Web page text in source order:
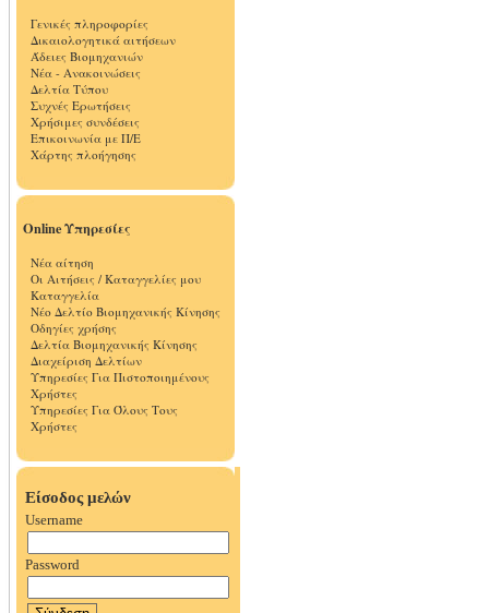
Γενικές πληροφορίες
Δικαιολογητικά αιτήσεων
Άδειες Βιομηχανιών
Νέα - Ανακοινώσεις
Δελτία Τύπου
Συχνές Ερωτήσεις
Χρήσιμες συνδέσεις
Επικοινωνία με Π/Ε
Χάρτης πλοήγησης
Online Υπηρεσίες
Νέα αίτηση
Οι Αιτήσεις / Καταγγελίες μου
Καταγγελία
Νέο Δελτίο Βιομηχανικής Κίνησης
Οδηγίες χρήσης
Δελτία Βιομηχανικής Κίνησης
Διαχείριση Δελτίων
Υπηρεσίες Για Πιστοποιημένους
Χρήστες
Υπηρεσίες Για Όλους Τους
Χρήστες